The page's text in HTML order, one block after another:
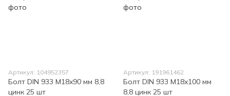
Артикул: 104952357
Болт DIN 933 M18x90 мм 8,8
цинк 25 шт
Артикул: 191961462
Болт DIN 933 M18x100 мм
8,8 цинк 25 шт